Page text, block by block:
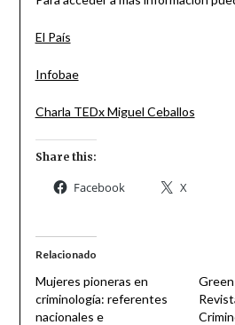
El País
Infobae
Charla TEDx Miguel Ceballos
Share this:
Facebook X
Relacionado
Mujeres pioneras en
criminología: referentes
nacionales e